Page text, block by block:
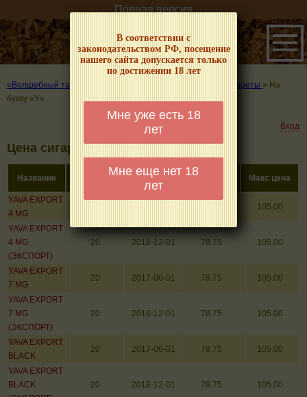
В соответствии с
законодательством РФ, посещение
нашего сайта допускается только
по достижении 18 лет
Мне уже есть 18
лет
Мне еще нет 18
лет
Полная версия
«Волшебный табачок» – о табаке и курении Цены на сигареты » На
букву «Y»
Вход
Цена сигарет на букву «Y»
Название
Кол-во в
Дата Мин цена Макс цена
YAVA EXPORT
4 MG
105.00
YAVA EXPORT
4 MG
(ЭКСПОРТ)
20 2018-12-01 78.75 105.00
YAVA EXPORT
7 MG
20 2017-06-01 78.75 105.00
YAVA EXPORT
7 MG
(ЭКСПОРТ)
20 2018-12-01 78.75 105.00
YAVA EXPORT
BLACK
20 2017-06-01 78.75 105.00
YAVA EXPORT
BLACK
20 2018-12-01 78.75 105.00